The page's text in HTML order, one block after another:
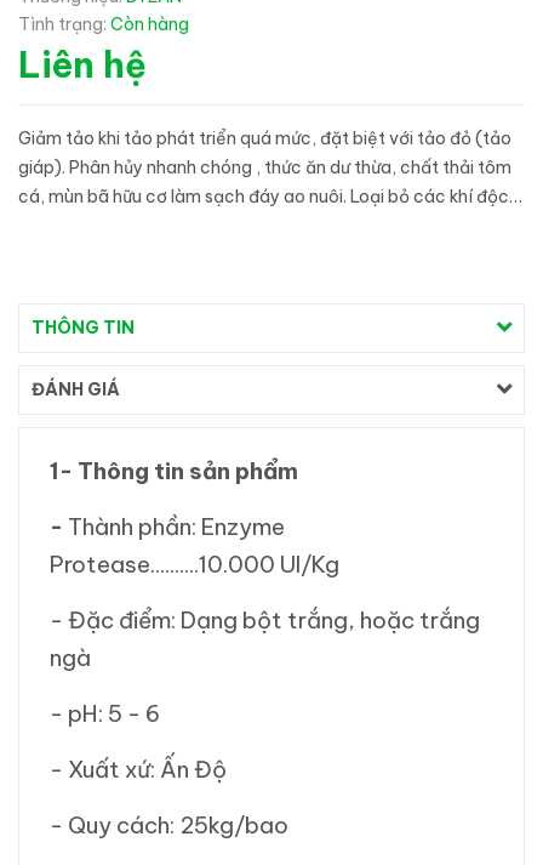
Tình trạng: Còn hàng
Liên hệ
Giảm tảo khi tảo phát triển quá mức, đặt biệt với tảo đỏ (tảo
giáp). Phân hủy nhanh chóng , thức ăn dư thừa, chất thải tôm
cá, mùn bã hữu cơ làm sạch đáy ao nuôi. Loại bỏ các khí độc,
THÔNG TIN
ĐÁNH GIÁ
1- Thông tin sản phẩm
- Thành phần: Enzyme
Protease..........10.000 UI/Kg
- Đặc điểm: Dạng bột trắng, hoặc trắng
ngà
- pH: 5 - 6
- Xuất xứ: Ấn Độ
- Quy cách: 25kg/bao